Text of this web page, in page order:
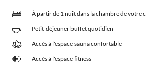
À partir de 1 nuit dans la chambre de votre
Petit-déjeuner buffet quotidien
Accès à l'espace sauna confortable
Accès à l'espace fitness